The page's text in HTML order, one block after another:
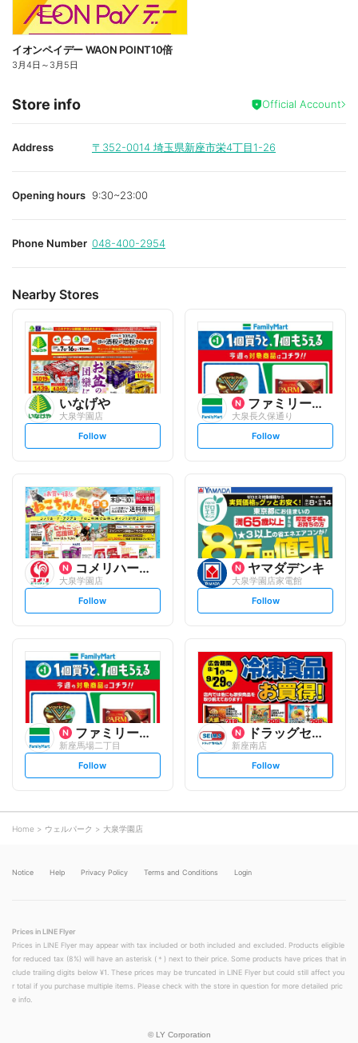
イオンペイデー WAON POINT10倍
3月4日 ～ 3月5日
Store info Official Account
Address 〒352-0014 埼玉県新座市栄4丁目1-26
Opening hours 9:30~23:00
Phone Number 048-400-2954
Nearby Stores
いなげや
大泉学園店
s
t
l
o
w
Follow
ファミリーマート
大泉長久保通り
s
t
l
o
w
Follow
コメリハード&グリーン
大泉学園店
s
t
l
o
w
Follow
ヤマダデンキ
大泉学園店家電館
s
t
l
o
w
Follow
ファミリーマート
新座馬場二丁目
s
t
o
Follow
ドラッグセイムス
新座南店
s
t
Follow
Home ウェルパーク 大泉学園店
Notice Help Privacy Policy Terms and Conditions Login
Prices in LINE Flyer
Prices in LINE Flyer may appear with tax included or both included and excluded. Products eligible
for reduced tax (8%) will have an asterisk (＊) next to their price. Some products have prices that in
clude trailing digits below ¥1. These prices may be truncated in LINE Flyer but could still affect you
r total if you purchase multiple items. Please check with the store in question for more detailed pric
e info.
© LY Corporation